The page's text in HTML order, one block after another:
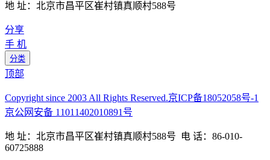
地 址：北京市昌平区崔村镇真顺村588号
分享
手 机
分类
顶部
Copyright since 2003 All Rights Reserved.京ICP备18052058号-1
京公网安备 11011402010891号
地 址：北京市昌平区崔村镇真顺村588号 电 话：86-010-
60725888